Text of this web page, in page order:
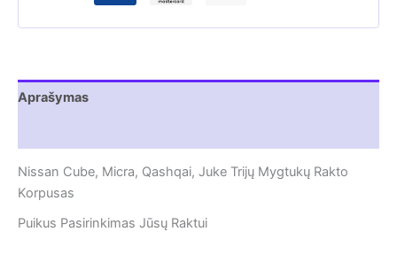
Aprašymas
Nissan Cube, Micra, Qashqai, Juke Trijų Mygtukų Rakto
Korpusas
Puikus Pasirinkimas Jūsų Raktui